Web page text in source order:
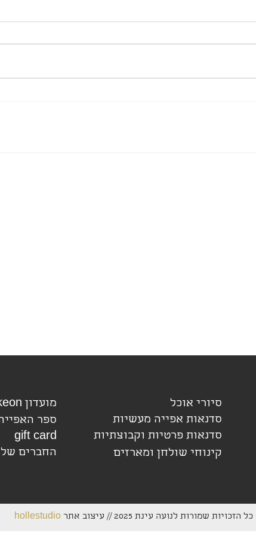
מועדון bakeon
ספר
gift card
החברים של
סיורי אוכל
סדנאות אפייה מעשיות
סדנאות פרטיות וקבוצתיות
קינוחי שולחן ומארזים
כל הזכויות שמורות לנועה עינת 2025 // עיצוב אתר hollestudio